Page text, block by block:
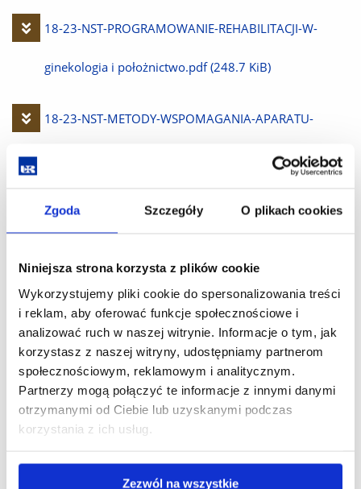
Zgoda Szczegóły O plikach cookies
Niniejsza strona korzysta z plików cookie
Wykorzystujemy pliki cookie do spersonalizowania treści
i reklam, aby oferować funkcje społecznościowe i
analizować ruch w naszej witrynie. Informacje o tym, jak
korzystasz z naszej witryny, udostępniamy partnerom
społecznościowym, reklamowym i analitycznym.
Partnerzy mogą połączyć te informacje z innymi danymi
otrzymanymi od Ciebie lub uzyskanymi podczas
korzystania z ich usług.
Zezwól na wszystkie
Pobierz
plik
18-23-NST-PROGRAMOWANIE-REHABILITACJI-W-
ginekologia i położnictwo.pdf (248.7 KiB)
Pobierz
18-23-NST-METODY-WSPOMAGANIA-APARATU-
RUCHU-W-MEDYCYNIE-SPORTOWEJ-I-URAZOWEJ
DZIECI-OSOB-DOROSLYCH-I-FIZYKOTERAPII-
SEM7I8.pdf (243.1 KiB)
Pobierz
plik
18-23-NST-PRACA-W-ZESPOŁACH-BADAWCZYCH.pdf
(245.4 KiB)
Pobierz
18-23-NST-ANALIZA-PRZYPADKOW.pdf (234.3 KiB)